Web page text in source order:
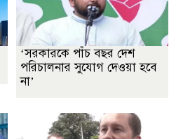
‘সরকারকে পাঁচ বছর দেশ
পরিচালনার সুযোগ দেওয়া হবে
না’